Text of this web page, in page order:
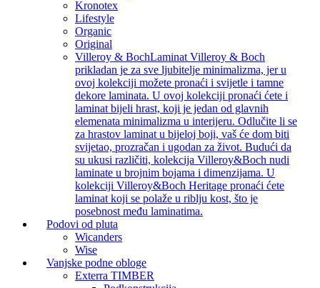
Kronotex
Lifestyle
Organic
Original
Villeroy & BochLaminat Villeroy & Boch
prikladan je za sve ljubitelje minimalizma, jer u
ovoj kolekciji možete pronaći i svijetle i tamne
dekore laminata. U ovoj kolekciji pronaći ćete i
laminat bijeli hrast, koji je jedan od glavnih
elemenata minimalizma u interijeru. Odlučite li se
za hrastov laminat u bijeloj boji, vaš će dom biti
svijetao, prozračan i ugodan za život. Budući da
su ukusi različiti, kolekcija Villeroy&Boch nudi
laminate u brojnim bojama i dimenzijama. U
kolekciji Villeroy&Boch Heritage pronaći ćete
laminat koji se polaže u riblju kost, što je
posebnost među laminatima.
Podovi od pluta
Wicanders
Wise
Vanjske podne obloge
Exterra TIMBER